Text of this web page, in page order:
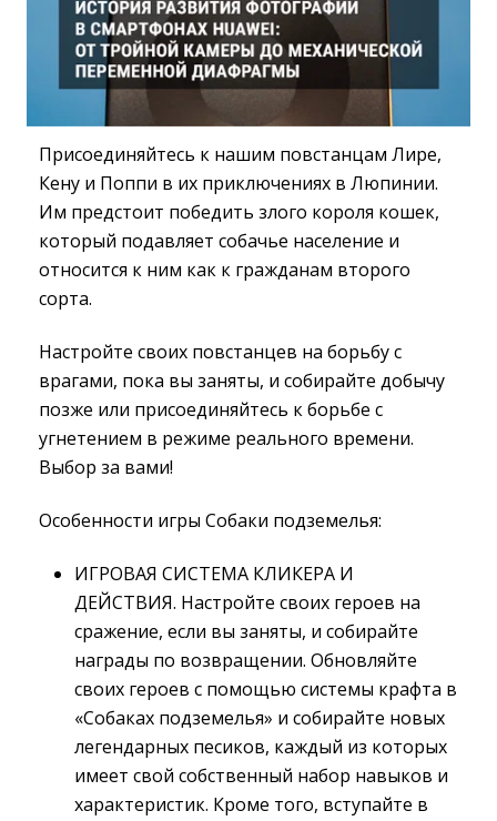
Присоединяйтесь к нашим повстанцам Лире,
Кену и Поппи в их приключениях в Люпинии.
Им предстоит победить злого короля кошек,
который подавляет собачье население и
относится к ним как к гражданам второго
сорта.
Настройте своих повстанцев на борьбу с
врагами, пока вы заняты, и собирайте добычу
позже или присоединяйтесь к борьбе с
угнетением в режиме реального времени.
Выбор за вами!
Особенности игры Собаки подземелья:
ИГРОВАЯ СИСТЕМА КЛИКЕРА И
ДЕЙСТВИЯ. Настройте своих героев на
сражение, если вы заняты, и собирайте
награды по возвращении. Обновляйте
своих героев с помощью системы крафта в
«Собаках подземелья» и собирайте новых
легендарных песиков, каждый из которых
имеет свой собственный набор навыков и
характеристик. Кроме того, вступайте в